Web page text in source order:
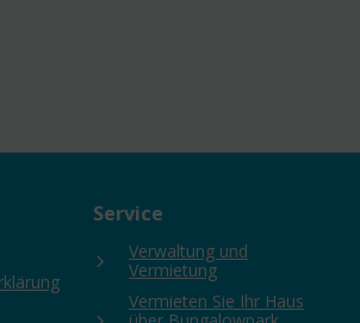
Service
Verwaltung und
Vermietung
Vermieten Sie Ihr Haus